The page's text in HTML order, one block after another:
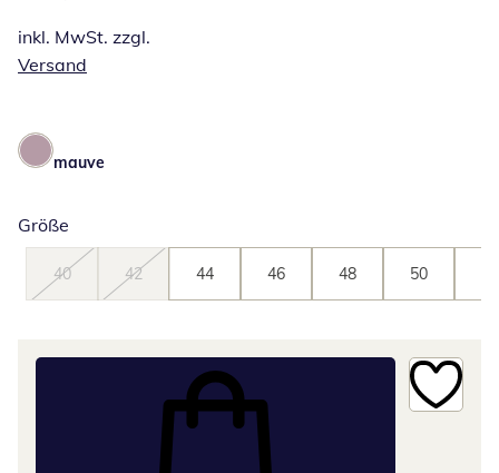
inkl. MwSt. zzgl.
Versand
mauve
Größe
40 42 44 46 48 50